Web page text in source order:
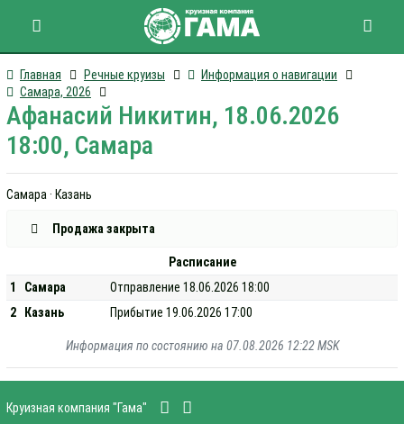
Главная Речные круизы
Информация о навигации
Самара, 2026
Афанасий Никитин, 18.06.2026
18:00, Самара
Самара · Казань
Продажа закрыта
Расписание
1
Самара
Отправление 18.06.2026 18:00
2
Казань Прибытие 19.06.2026 17:00
Информация по состоянию на 07.08.2026 12:22 MSK
Круизная компания "Гама"